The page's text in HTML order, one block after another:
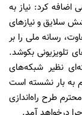
کرد: نیاز به
سلایق و نیازهای
رسانه ملی را بر
بکوشد.
نظیر شبکه‌های
به بار نشسته است
طرح راه‌اندازی